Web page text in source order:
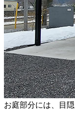
お庭部分には、目